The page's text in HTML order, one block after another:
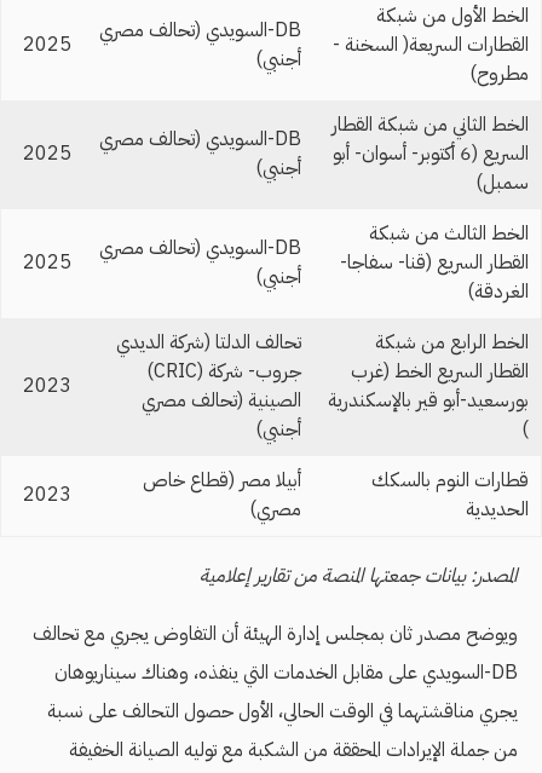
الخط الأول من شبكة
القطارات السريعة( السخنة -
مطروح)
DB-السويدي (تحالف مصري
أجنبي)
2025
الخط الثاني من شبكة القطار
السريع (6 أكتوبر- أسوان- أبو
سمبل)
DB-السويدي (تحالف مصري
أجنبي)
2025
الخط الثالث من شبكة
القطار السريع (قنا- سفاجا-
الغردقة)
DB-السويدي (تحالف مصري
أجنبي)
2025
الخط الرابع من شبكة
القطار السريع الخط (غرب
بورسعيد-أبو قير بالإسكندرية
)
تحالف الدلتا (شركة الديدي
جروب- شركة (CRIC)
الصينية (تحالف مصري
أجنبي)
2023
قطارات النوم بالسكك
الحديدية
أبيلا مصر (قطاع خاص
مصري)
2023
المصدر: بيانات جمعتها المنصة من تقارير إعلامية
ويوضح مصدر ثان بمجلس إدارة الهيئة أن التفاوض يجري مع تحالف
DB-السويدي على مقابل الخدمات التي ينفذه، وهناك سيناريوهان
يجري مناقشتهما في الوقت الحالي، الأول حصول التحالف على نسبة
من جملة الإيرادات المحققة من الشكبة مع توليه الصيانة الخفيفة